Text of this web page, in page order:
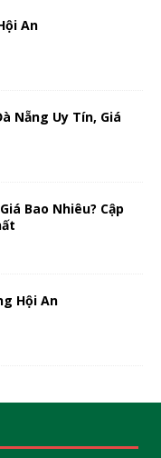
An
Nẵng Uy Tín, Giá
Bao Nhiêu? Cập
Hội An